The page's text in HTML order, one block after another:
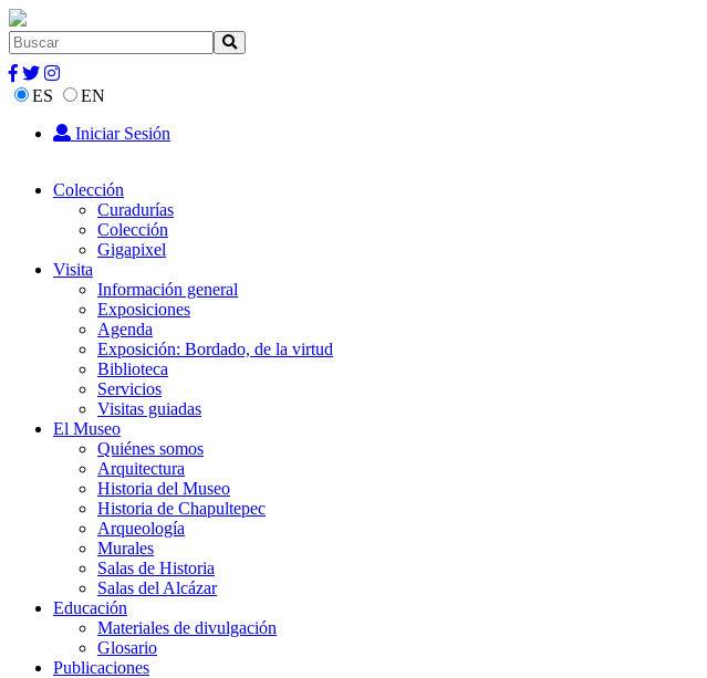
ES
EN
Iniciar Sesión
Colección
Curadurías
Colección
Gigapixel
Visita
Información general
Exposiciones
Agenda
Exposición: Bordado, de la virtud
Biblioteca
Servicios
Visitas guiadas
El Museo
Quiénes somos
Arquitectura
Historia del Museo
Historia de Chapultepec
Arqueología
Murales
Salas de Historia
Salas del Alcázar
Educación
Materiales de divulgación
Glosario
Publicaciones